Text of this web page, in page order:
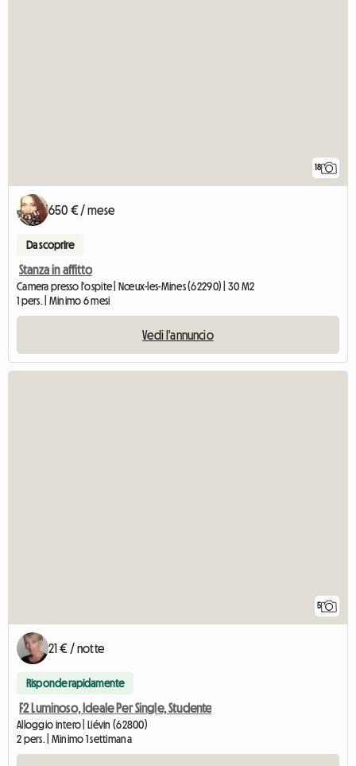
18
650 € / mese
Da scoprire
Stanza in affitto
Camera presso l'ospite | Nœux-les-Mines (62290) | 30 M2
1 pers. | Minimo 6 mesi
Vedi l'annuncio
5
21 € / notte
Risponde rapidamente
F2 Luminoso, Ideale Per Single, Studente
Alloggio intero | Liévin (62800)
2 pers. | Minimo 1 settimana